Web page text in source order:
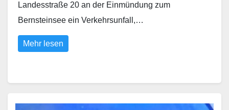
Landesstraße 20 an der Einmündung zum
Bernsteinsee ein Verkehrsunfall,…
Mehr lesen